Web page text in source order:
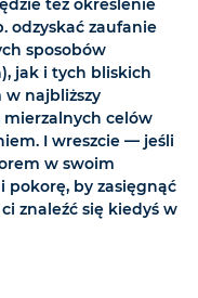
też określenie
odzyskać zaufanie
sposobów
jak i tych bliskich
w najbliższy
celów
I wreszcie — jeśli
w swoim
pokorę, by zasięgnąć
znaleźć się kiedyś w